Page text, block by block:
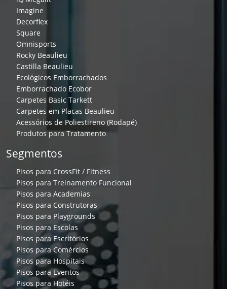
Imagine
Decorflex
Square
Omnisports
Rocky Beaulieu
Castilla Beaulieu
Ecológicos Emborrachados
Emborrachado Ecobor
Carpetes Basic Tarkett
Carpetes em Placas Beaulieu
Acessórios de Poliestireno (Rodapé)
Produtos para Tratamento
Segmentos
Pisos para CrossFit / Fitness
Pisos para Treinamento Funcional
Pisos para Academias
Pisos para Construtoras
Pisos para Playgrounds
Pisos para Escolas
Pisos para Escritórios
Pisos para Comércios
Pisos para Hospitais
Pisos para Eventos
Pisos para Hotéis